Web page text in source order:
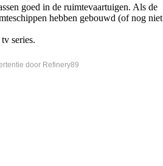
goed in de ruimtevaartuigen. Als de
hebben gebouwd (of nog niet
series.
door Refinery89